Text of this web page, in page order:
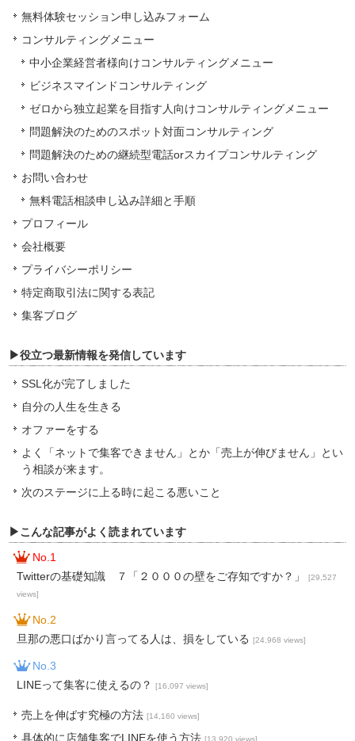
無料体験セッション申し込みフォーム
コンサルティングメニュー
中小企業経営者様向けコンサルティングメニュー
ビジネスマインドコンサルティング
ゼロから独立起業を目指す人向けコンサルティングメニュー
問題解決のためのスポット対面コンサルティング
問題解決のための継続型電話orスカイプコンサルティング
お問い合わせ
無料電話相談申し込み詳細と手順
プロフィール
会社概要
プライバシーポリシー
特定商取引法に関する表記
集客ブログ
▶役立つ最新情報を発信しています
SSL化が完了しました
自分の人生を生きる
オファーをする
よく「ネットで集客できません」とか「売上が伸びません」とい
う相談が来ます。
次のステージに上る時に起こる悪いこと
▶こんな記事がよく読まれています
No.1
Twitterの基礎知識 ７「２０００の壁をご存知ですか？」[29,527
views]
No.2
旦那の悪口ばかり言ってる人は、損をしている[24,968 views]
No.3
LINEって集客に使えるの？[16,097 views]
売上を伸ばす究極の方法[14,160 views]
具体的に店舗集客でLINEを使う方法[13,920 views]